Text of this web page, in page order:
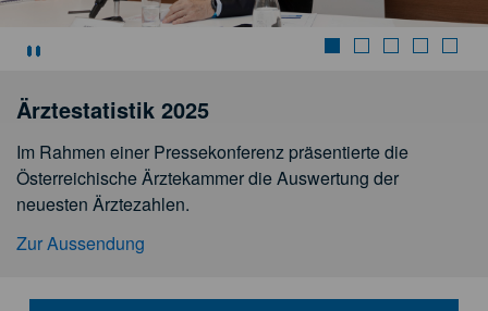
Stoppen
Ärztestatistik 2025
Im Rahmen einer Pressekonferenz präsentierte die
Österreichische Ärztekammer die Auswertung der
neuesten Ärztezahlen.
Zur Aussendung